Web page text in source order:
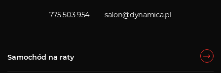
775 503 954 salon@dynamica.pl
Samochód na raty